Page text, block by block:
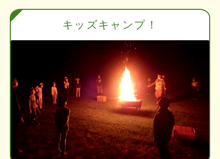
キッズキャンプ！